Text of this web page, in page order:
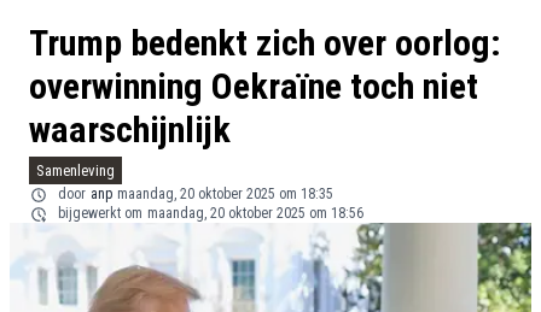
Trump bedenkt zich over oorlog:
overwinning Oekraïne toch niet
waarschijnlijk
Samenleving
door anp maandag, 20 oktober 2025 om 18:35
bijgewerkt om maandag, 20 oktober 2025 om 18:56